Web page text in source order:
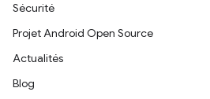
Sécurité
Projet Android Open Source
Actualités
Blog